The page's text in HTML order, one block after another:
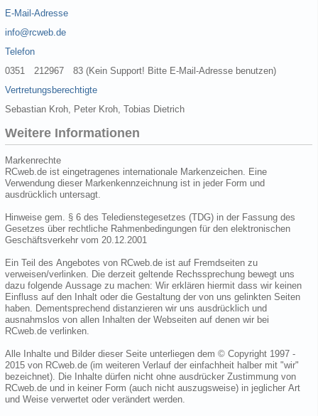
E-Mail-Adresse
info@rcweb.de
Telefon
0351 212967 83 (Kein Support! Bitte E-Mail-Adresse benutzen)
Vertretungsberechtigte
Sebastian Kroh, Peter Kroh, Tobias Dietrich
Weitere Informationen
Markenrechte
RCweb.de ist eingetragenes internationale Markenzeichen. Eine
Verwendung dieser Markenkennzeichnung ist in jeder Form und
ausdrücklich untersagt.
Hinweise gem. § 6 des Teledienstegesetzes (TDG) in der Fassung des
Gesetzes über rechtliche Rahmenbedingungen für den elektronischen
Geschäftsverkehr vom 20.12.2001
Ein Teil des Angebotes von RCweb.de ist auf Fremdseiten zu
verweisen/verlinken. Die derzeit geltende Rechssprechung bewegt uns
dazu folgende Aussage zu machen: Wir erklären hiermit dass wir keinen
Einfluss auf den Inhalt oder die Gestaltung der von uns gelinkten Seiten
haben. Dementsprechend distanzieren wir uns ausdrücklich und
ausnahmslos von allen Inhalten der Webseiten auf denen wir bei
RCweb.de verlinken.
Alle Inhalte und Bilder dieser Seite unterliegen dem © Copyright 1997 -
2015 von RCweb.de (im weiteren Verlauf der einfachheit halber mit "wir"
bezeichnet). Die Inhalte dürfen nicht ohne ausdrücker Zustimmung von
RCweb.de und in keiner Form (auch nicht auszugsweise) in jeglicher Art
und Weise verwertet oder verändert werden.